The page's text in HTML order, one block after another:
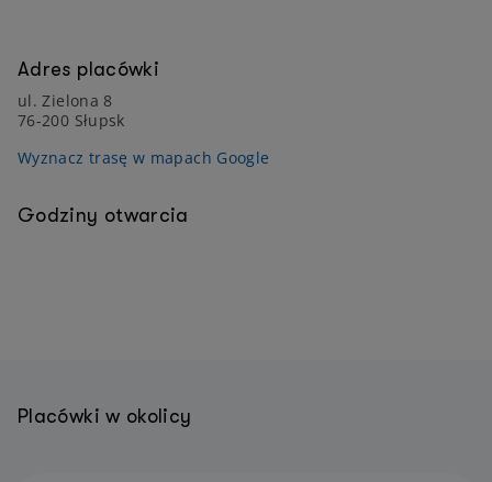
Adres placówki
ul. Zielona 8
76-200 Słupsk
Wyznacz trasę w mapach Google
Godziny otwarcia
Placówki w okolicy